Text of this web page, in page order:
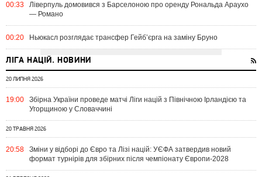
00:33
Ліверпуль домовився з Барселоною про оренду Рональда Араухо
— Романо
00:20 Ньюкасл розглядає трансфер Гейб’єрга на заміну Бруно
ЛІГА НАЦІЙ. НОВИНИ
20 ЛИПНЯ 2026
19:00
Збірна України проведе матчі Ліги націй з Північною Ірландією та
Угорщиною у Словаччині
20 ТРАВНЯ 2026
20:58
Зміни у відборі до Євро та Лізі націй: УЄФА затвердив новий
формат турнірів для збірних після чемпіонату Європи-2028